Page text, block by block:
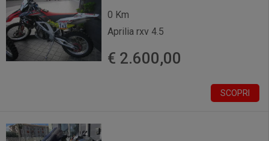
0 Km
Aprilia rxv 4.5
€ 2.600,00
SCOPRI